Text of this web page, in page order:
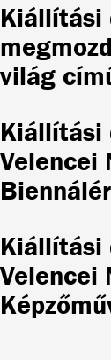
Kiállítási
világ
Kiállítási
Velencei
Kiállítási
Velencei